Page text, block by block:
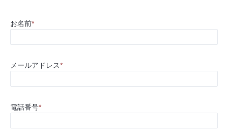
お名前*
メールアドレス*
電話番号*